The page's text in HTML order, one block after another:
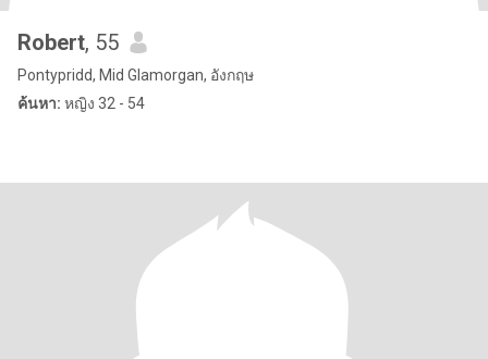
Robert, 55
Pontypridd, Mid Glamorgan, อังกฤษ
ค้นหา: หญิง 32 - 54